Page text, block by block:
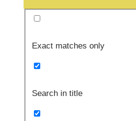
Exact matches only
Search in title